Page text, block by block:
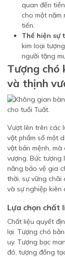
quan đến
cho một năm
tiến.
Thể hiện sự
kim loại
người tặng
Tượng chó
và thịnh
Vượt lên trên các
vật phẩm số một
vật bản mệnh,
vượng. Bức
năng bảo vệ gia
thời, sự vững chãi
và sự nghiệp kiên
Lựa chọn chất
Chất liệu quyết
lại. Tượng chó
uy. Tượng bạc
đó, tượng đồng